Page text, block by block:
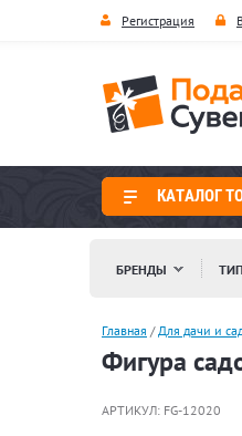
Регистрация
КАТАЛОГ
БРЕНДЫ ТИП
Главная /Для дачи и
Фигура
АРТИКУЛ: FG-12020